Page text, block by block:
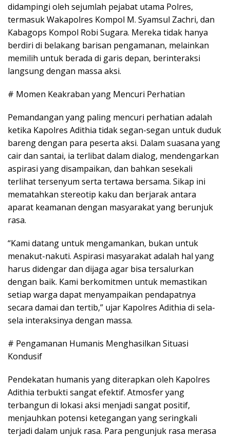
didampingi oleh sejumlah pejabat utama Polres,
termasuk Wakapolres Kompol M. Syamsul Zachri, dan
Kabagops Kompol Robi Sugara. Mereka tidak hanya
berdiri di belakang barisan pengamanan, melainkan
memilih untuk berada di garis depan, berinteraksi
langsung dengan massa aksi.
# Momen Keakraban yang Mencuri Perhatian
Pemandangan yang paling mencuri perhatian adalah
ketika Kapolres Adithia tidak segan-segan untuk duduk
bareng dengan para peserta aksi. Dalam suasana yang
cair dan santai, ia terlibat dalam dialog, mendengarkan
aspirasi yang disampaikan, dan bahkan sesekali
terlihat tersenyum serta tertawa bersama. Sikap ini
mematahkan stereotip kaku dan berjarak antara
aparat keamanan dengan masyarakat yang berunjuk
rasa.
“Kami datang untuk mengamankan, bukan untuk
menakut-nakuti. Aspirasi masyarakat adalah hal yang
harus didengar dan dijaga agar bisa tersalurkan
dengan baik. Kami berkomitmen untuk memastikan
setiap warga dapat menyampaikan pendapatnya
secara damai dan tertib,” ujar Kapolres Adithia di sela-
sela interaksinya dengan massa.
# Pengamanan Humanis Menghasilkan Situasi
Kondusif
Pendekatan humanis yang diterapkan oleh Kapolres
Adithia terbukti sangat efektif. Atmosfer yang
terbangun di lokasi aksi menjadi sangat positif,
menjauhkan potensi ketegangan yang seringkali
terjadi dalam unjuk rasa. Para pengunjuk rasa merasa